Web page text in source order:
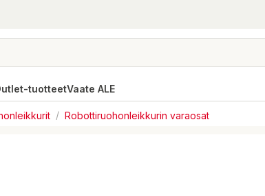
tuotteetVaate ALE
/ Robottiruohonleikkurin varaosat